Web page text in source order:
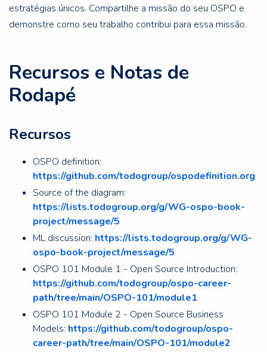
estratégias únicos. Compartilhe a missão do seu OSPO e
demonstre como seu trabalho contribui para essa missão.
Recursos e Notas de
Rodapé
Recursos
OSPO definition:
https://github.com/todogroup/ospodefinition.org
Source of the diagram:
https://lists.todogroup.org/g/WG-ospo-book-
project/message/5
ML discussion: https://lists.todogroup.org/g/WG-
ospo-book-project/message/5
OSPO 101 Module 1 - Open Source Introduction:
https://github.com/todogroup/ospo-career-
path/tree/main/OSPO-101/module1
OSPO 101 Module 2 - Open Source Business
Models: https://github.com/todogroup/ospo-
career-path/tree/main/OSPO-101/module2